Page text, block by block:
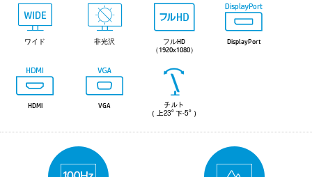
ワイド 非光沢
フルHD
（1920x1080）
DisplayPort
HDMI VGA
チルト
（上23° 下-5°）